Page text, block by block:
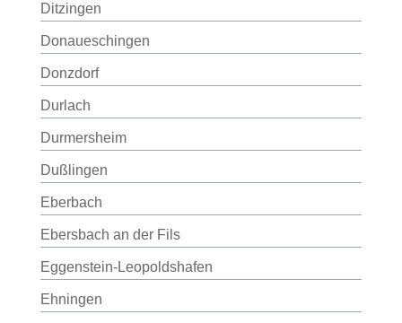
Ditzingen
Donaueschingen
Donzdorf
Durlach
Durmersheim
Dußlingen
Eberbach
Ebersbach an der Fils
Eggenstein-Leopoldshafen
Ehningen